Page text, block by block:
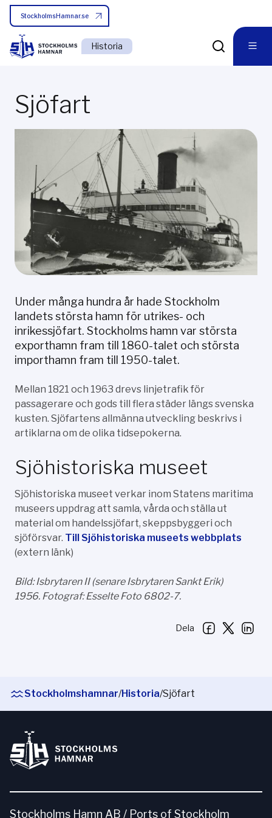
StockholmsHamnar.se
Historia
Sjöfart
Under många hundra år hade Stockholm
landets största hamn för utrikes- och
inrikessjöfart. Stockholms hamn var största
exporthamn fram till 1860-talet och största
importhamn fram till 1950-talet.
Mellan 1821 och 1963 drevs linjetrafik för
passagerare och gods till flera städer längs svenska
kusten. Sjöfartens allmänna utveckling beskrivs i
artiklarna om de olika tidsepokerna.
Sjöhistoriska museet
Sjöhistoriska museet verkar inom Statens maritima
museers uppdrag att samla, vårda och ställa ut
material om handelssjöfart, skeppsbyggeri och
sjöförsvar. Till Sjöhistoriska museets webbplats
(extern länk)
Bild: Isbrytaren II (senare Isbrytaren Sankt Erik)
1956. Fotograf: Esselte Foto 6802-7.
Dela
Stockholmshamnar/Historia/Sjöfart
Stockholms Hamn AB / Ports of Stockholm